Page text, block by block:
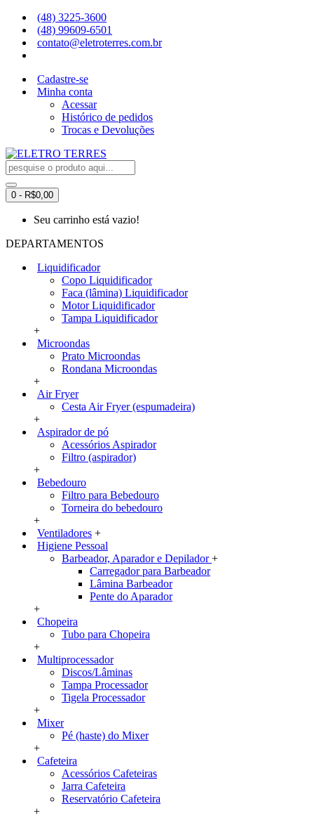
(48) 3225-3600
(48) 99609-6501
contato@eletroterres.com.br
Cadastre-se
Minha conta
Acessar
Histórico de pedidos
Trocas e Devoluções
0 - R$0,00
Seu carrinho está vazio!
DEPARTAMENTOS
Liquidificador
Copo Liquidificador
Faca (lâmina) Liquidificador
Motor Liquidificador
Tampa Liquidificador
+
Microondas
Prato Microondas
Rondana Microondas
+
Air Fryer
Cesta Air Fryer (espumadeira)
+
Aspirador de pó
Acessórios Aspirador
Filtro (aspirador)
+
Bebedouro
Filtro para Bebedouro
Torneira do bebedouro
+
Ventiladores +
Higiene Pessoal
Barbeador, Aparador e Depilador+
Carregador para Barbeador
Lâmina Barbeador
Pente do Aparador
+
Chopeira
Tubo para Chopeira
+
Multiprocessador
Discos/Lâminas
Tampa Processador
Tigela Processador
+
Mixer
Pé (haste) do Mixer
+
Cafeteira
Acessórios Cafeteiras
Jarra Cafeteira
Reservatório Cafeteira
+